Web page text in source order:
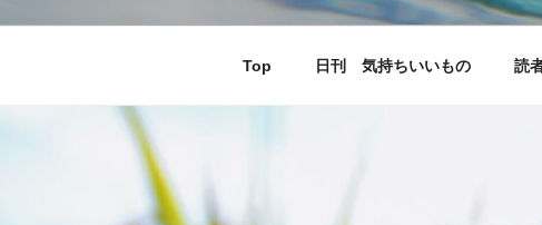
キ
Top 日刊 気持ちいいもの 読